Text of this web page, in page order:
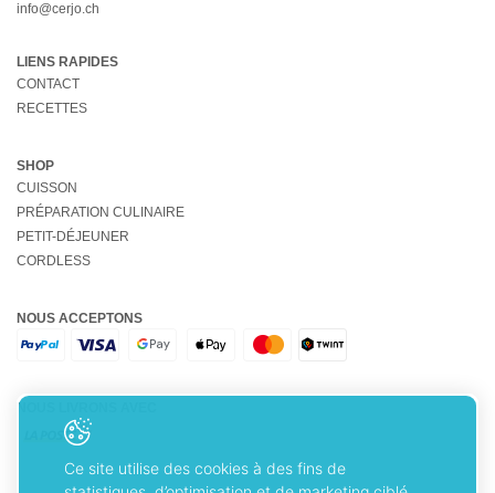
info@cerjo.ch
LIENS RAPIDES
CONTACT
RECETTES
SHOP
CUISSON
PRÉPARATION CULINAIRE
PETIT-DÉJEUNER
CORDLESS
NOUS ACCEPTONS
NOUS LIVRONS AVEC
Ce site utilise des cookies à des fins de